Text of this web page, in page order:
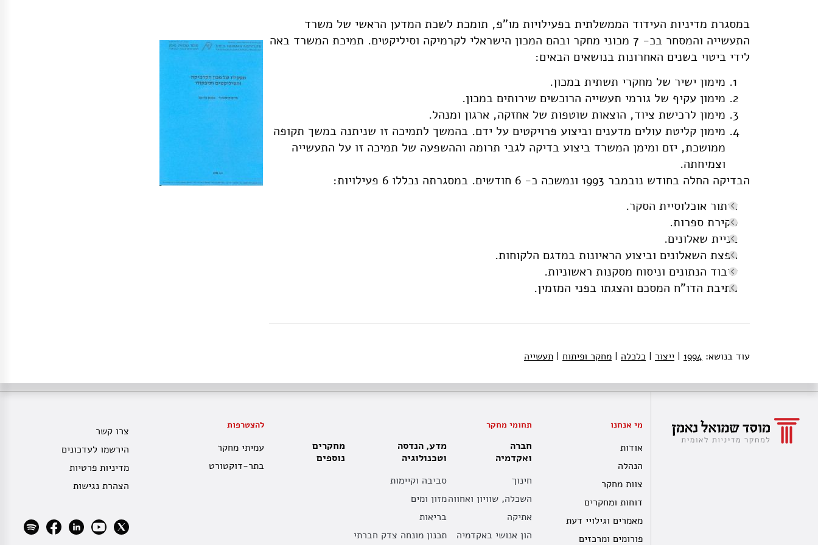
במסגרת מדיניות העידוד הממשלתית בפעילויות מו"פ, תומכת לשכת המדען הראשי של משרד
התעשייה והמסחר בכ- 7 מכוני מחקר ובהם המכון הישראלי לקרמיקה וסיליקטים. תמיכת המשרד באה
לידי ביטוי בשנים האחרונות בנושאים הבאים:
מימון ישיר של מחקרי תשתית במכון.
מימון עקיף של גורמי תעשייה הרוכשים שירותים במכון.
מימון לרכישת ציוד, הוצאות שוטפות של אחזקה, ארגון ומנהל.
מימון קליטת עולים מדענים וביצוע פרויקטים על ידם. בהמשך לתמיכה זו שניתנה במשך תקופה
ממושכת, יזם ומימן המשרד ביצוע בדיקה לגבי תרומה וההשפעה של תמיכה זו על התעשייה
וצמיחתה.
הבדיקה החלה בחודש נובמבר 1993 ונמשכה כ- 6 חודשים. במסגרתה נכללו 6 פעילויות:
איתור אוכלוסיית הסקר.
סקירת ספרות.
בניית שאלונים.
הפצת השאלונים וביצוע הראיונות במדגם הלקוחות.
עיבוד הנתונים וניסוח מסקנות ראשוניות.
כתיבת הדו"ח המסכם והצגתו בפני המזמין.
עוד בנושא: 1994
| ייצור | כלכלה | מחקר ופיתוח | תעשייה
מי אנחנו
אודות
הנהלה
צוות מחקר
דוחות ומחקרים
מאמרים וגילויי דעת
פורומים ומרכזים
תחומי מחקר
חברה
ואקדמיה
חינוך
השכלה, שוויון ואחווה
אתיקה
הון אנושי באקדמיה
מדע, הנדסה
וטכנולוגיה
סביבה וקיימות
מזון ומים
בריאות
תכנון מונחה צדק חברתי
מחקרים
נוספים
להצטרפות
עמיתי מחקר
בתר-דוקטורט
צרו קשר
הירשמו לעדכונים
מדיניות פרטיות
הצהרת נגישות